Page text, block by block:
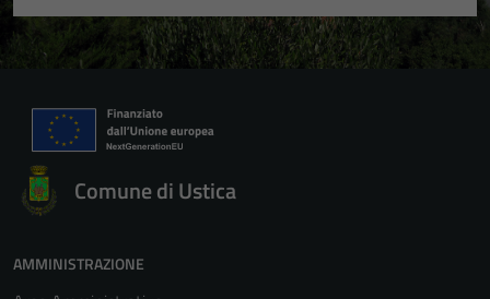
Comune di Ustica
AMMINISTRAZIONE